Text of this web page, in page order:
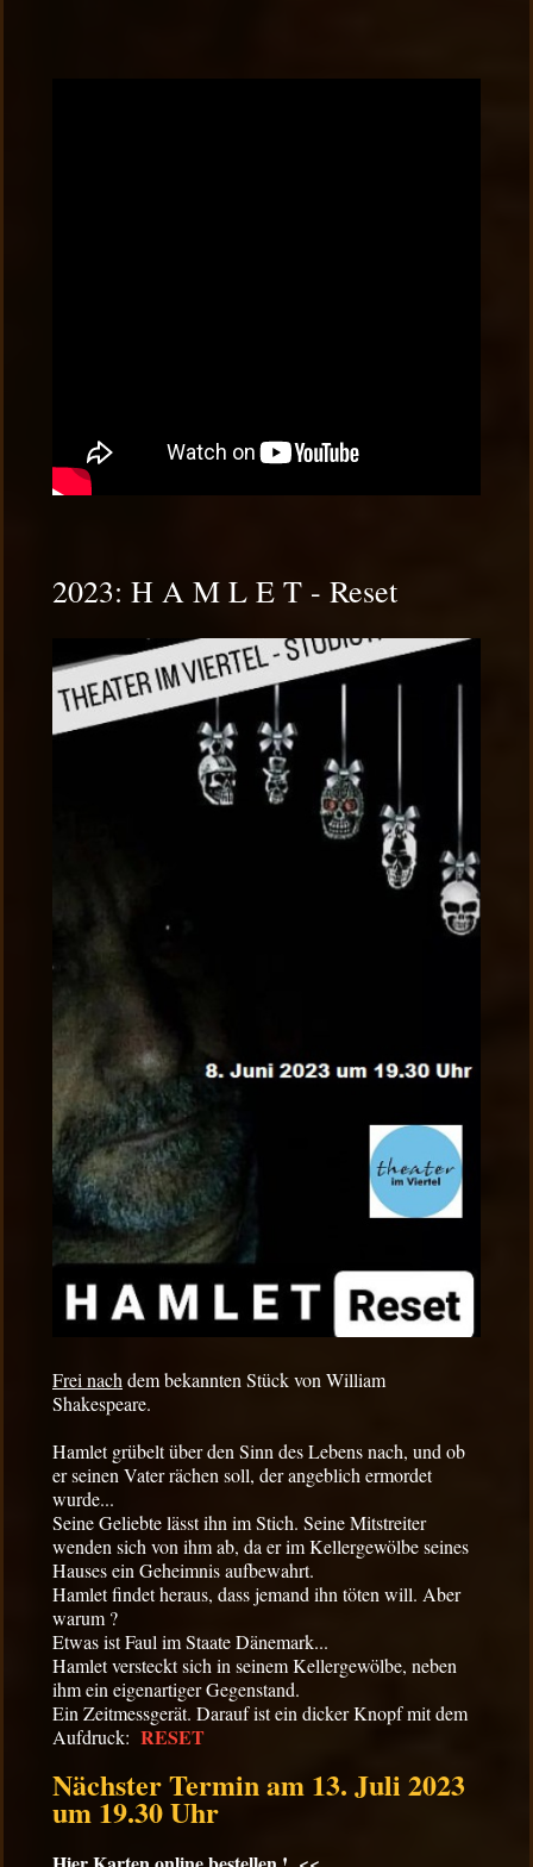
2023: H A M L E T - Reset
Frei nach dem bekannten Stück von William
Shakespeare.
Hamlet grübelt über den Sinn des Lebens nach, und ob
er seinen Vater rächen soll, der angeblich ermordet
wurde...
Seine Geliebte lässt ihn im Stich. Seine Mitstreiter
wenden sich von ihm ab, da er im Kellergewölbe seines
Hauses ein Geheimnis aufbewahrt.
Hamlet findet heraus, dass jemand ihn töten will. Aber
warum ?
Etwas ist Faul im Staate Dänemark...
Hamlet versteckt sich in seinem Kellergewölbe, neben
ihm ein eigenartiger Gegenstand.
Ein Zeitmessgerät. Darauf ist ein dicker Knopf mit dem
Aufdruck: RESET
Nächster Termin am 13. Juli 2023
um 19.30 Uhr